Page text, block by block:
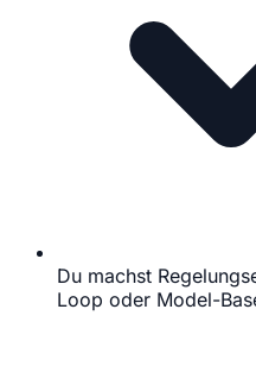
Du machst
Loop oder Model-